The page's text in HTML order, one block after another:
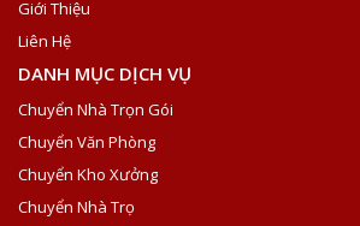
Giới Thiệu
Liên Hệ
DANH MỤC DỊCH VỤ
Chuyển Nhà Trọn Gói
Chuyển Văn Phòng
Chuyển Kho Xưởng
Chuyển Nhà Trọ